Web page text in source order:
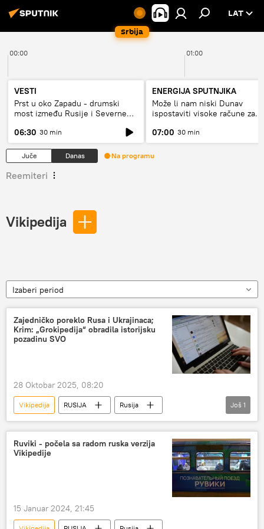
Srbija
LAT
00:00 01:00
VESTI
Prst u oko Zapadu - drumski
most između Rusije i Severne
06:30 30 min
ENERGIJA SPUTNJIKA
Može li nam niski Dunav
ispostaviti visoke račune za
07:00 30 min
Juče Danas Na programu
Reemiteri
Vikipedija
Izaberi period
Zajedničko poreklo Rusa i Ukrajinaca;
Krim: „Grokipedija“ obradila istorijsku
pozadinu SVO
28 Oktobar 2025, 08:20
Vikipedija RUSIJA
Rusija
Specijalna vojna operacija u Ukrajini – vesti
Još 1
Ruviki - počela sa radom ruska verzija
Vikipedije
15 Januar 2024, 21:45